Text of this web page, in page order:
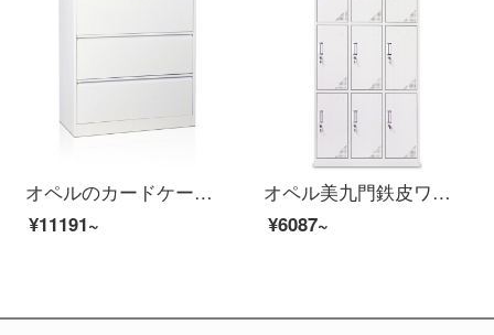
オペルのカードケースのチェイサーカードの箱の資料の箱A 4カードの箱は労働者の箱の広いカードの箱の事務室の戸棚を掛けて厚い金の3斗の白色をプラスします。
¥11191~
オペル美九門鉄皮ワルドラック社員ロッカー0.7 MMの厚いお金
¥6087~